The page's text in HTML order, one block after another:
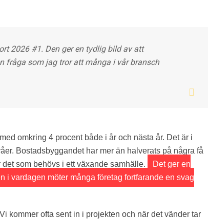
2026 #1. Den ger en tydlig bild av att
fråga som jag tror att många i vår bransch
omkring 4 procent både i år och nästa år. Det är i
Bostadsbyggandet har mer än halverats på några få
som behövs i ett växande samhälle.
Det ger en
i vardagen möter många företag fortfarande en svag
kommer ofta sent in i projekten och när det vänder tar